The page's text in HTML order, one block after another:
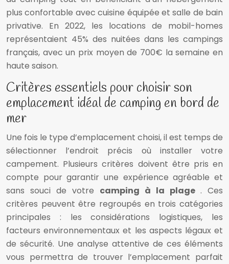
plus confortable avec cuisine équipée et salle de bain
privative. En 2022, les locations de mobil-homes
représentaient 45% des nuitées dans les campings
français, avec un prix moyen de 700€ la semaine en
haute saison.
Critères essentiels pour choisir son
emplacement idéal de camping en bord de
mer
Une fois le type d’emplacement choisi, il est temps de
sélectionner l’endroit précis où installer votre
campement. Plusieurs critères doivent être pris en
compte pour garantir une expérience agréable et
sans souci de votre camping à la plage . Ces
critères peuvent être regroupés en trois catégories
principales : les considérations logistiques, les
facteurs environnementaux et les aspects légaux et
de sécurité. Une analyse attentive de ces éléments
vous permettra de trouver l’emplacement parfait